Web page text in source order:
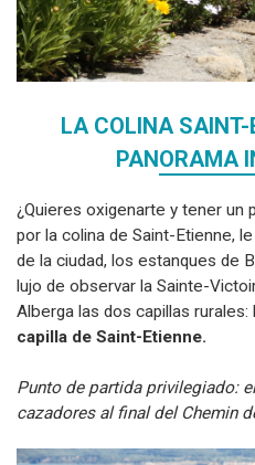
LA COLINA SAINT-
PANORAMA
¿Quieres oxigenarte y tener un
por la colina de Saint-Etienne,
de la ciudad, los estanques de
lujo de observar la Sainte-
Alberga las dos capillas
capilla de Saint-Etienne.
Punto de partida privilegiado:
cazadores al final del Chemin